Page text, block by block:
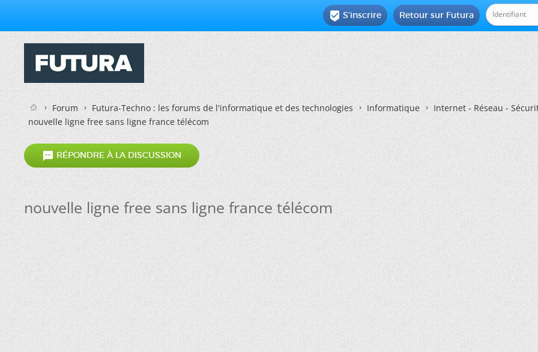
Retour sur Futura
 S'inscrire
Forum Futura-Techno : les forums de l'informatique et des technologies Informatique
Internet - Réseau -
nouvelle ligne free sans ligne france télécom
 RÉPONDRE À LA DISCUSSION
nouvelle ligne free sans ligne france télécom